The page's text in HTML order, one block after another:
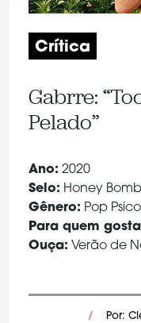
Crítica
Gabrre:
Pelado”
Ano: 2020
Selo: Honey
Gênero: Pop
Para quem
Ouça: Verão de
/ Por: